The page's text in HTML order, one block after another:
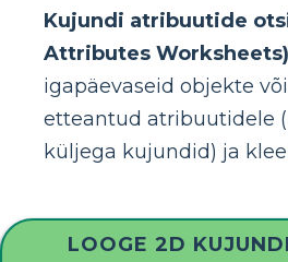
Kujundi atribuutide
Attributes
igapäevaseid objekte
etteantud atribuutidele
küljega kujundid) ja
LOOGE 2D